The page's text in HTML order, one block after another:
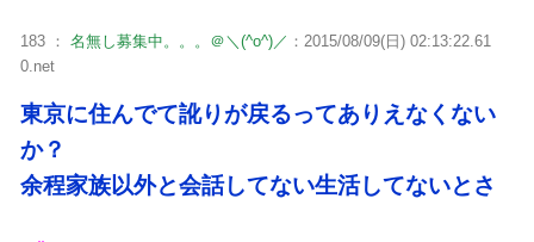
183 ： 名無し募集中。。。＠＼(^o^)／ ：2015/08/09(日) 02:13:22.61
0.net
東京に住んでて訛りが戻るってありえなくない
か？
余程家族以外と会話してない生活してないとさ